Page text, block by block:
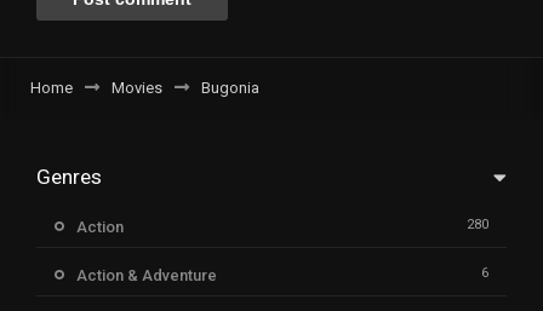
Home Movies Bugonia
Genres
Action 280
Action & Adventure 6